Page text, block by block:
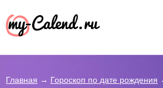
Главная → Гороскоп по дате рождения